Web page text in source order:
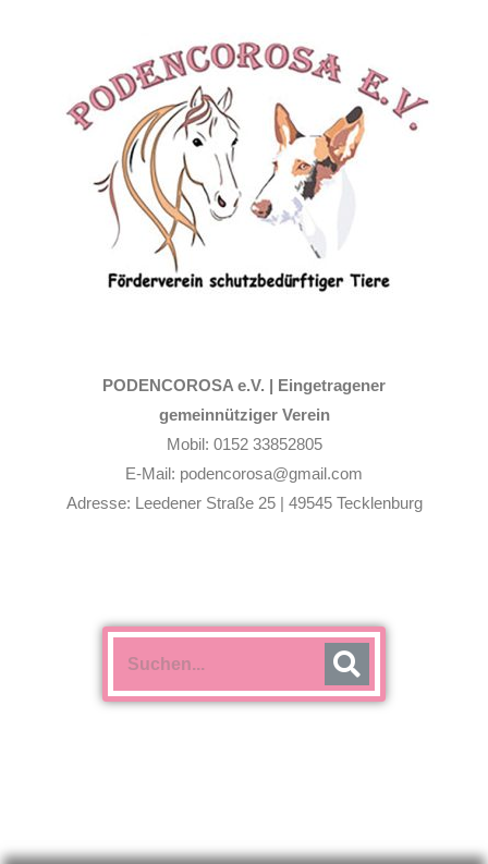
PODENCOROSA e.V. | Eingetragener
gemeinnütziger Verein
Mobil: 0152 33852805
E-Mail: podencorosa@gmail.com
Adresse: Leedener Straße 25 | 49545 Tecklenburg